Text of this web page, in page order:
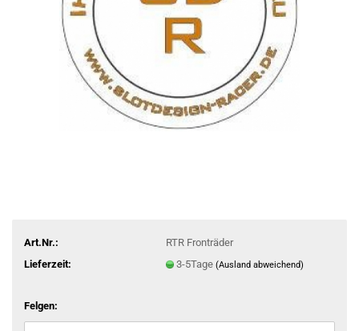
Art.Nr.:
RTR Fronträder
Lieferzeit:
3-5Tage (Ausland abweichend)
Felgen: